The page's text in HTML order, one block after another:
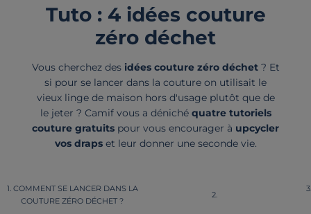
Tuto : 4 idées couture
zéro déchet
Vous cherchez des idées couture zéro déchet? Et
si pour se lancer dans la couture on utilisait le
vieux linge de maison hors d'usage plutôt que de
le jeter ? Camif vous a déniché quatre tutoriels
couture gratuits pour vous encourager à upcycler
vos drapset leur donner une seconde vie.
COMMENT SE LANCER DANS LA
COUTURE ZÉRO DÉCHET ?